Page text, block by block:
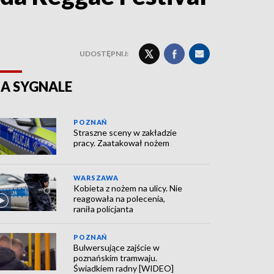
UDOSTĘPNIJ:
SYGNALE
POZNAŃ
Straszne sceny w zakładzie
pracy. Zaatakował nożem
WARSZAWA
Kobieta z nożem na ulicy. Nie
reagowała na polecenia,
raniła policjanta
POZNAŃ
Bulwersujące zajście w
poznańskim tramwaju.
Świadkiem radny [WIDEO]